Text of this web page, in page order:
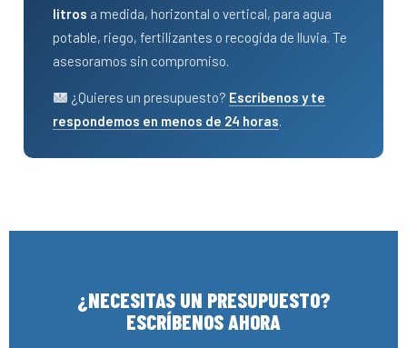
litros a medida, horizontal o vertical, para agua
potable, riego, fertilizantes o recogida de lluvia. Te
asesoramos sin compromiso.
¿Quieres un presupuesto? Escríbenos y te
respondemos en menos de 24 horas.
¿NECESITAS UN PRESUPUESTO?
ESCRÍBENOS AHORA